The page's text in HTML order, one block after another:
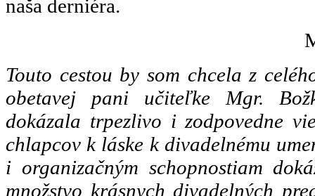
naša derniéra.
Touto cestou by som chcela z
obetavej pani učiteľke Mgr.
dokázala trpezlivo i zodpovedne
chlapcov k láske k divadelnému
i organizačným schopnostiam
množstvo krásnych divadelných